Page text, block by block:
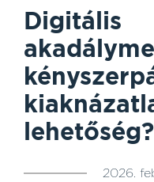
Digitális
lehetőség?
2026.